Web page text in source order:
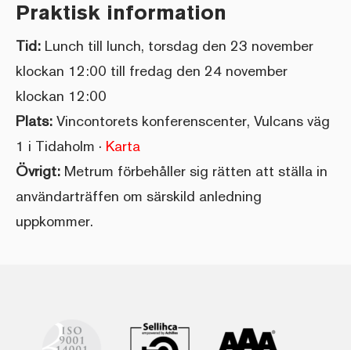
Praktisk information
Tid: Lunch till lunch, torsdag den 23 november
klockan 12:00 till fredag den 24 november
klockan 12:00
Plats: Vincontorets konferenscenter, Vulcans väg
1 i Tidaholm · Karta
Övrigt: Metrum förbehåller sig rätten att ställa in
användarträffen om särskild anledning
uppkommer.